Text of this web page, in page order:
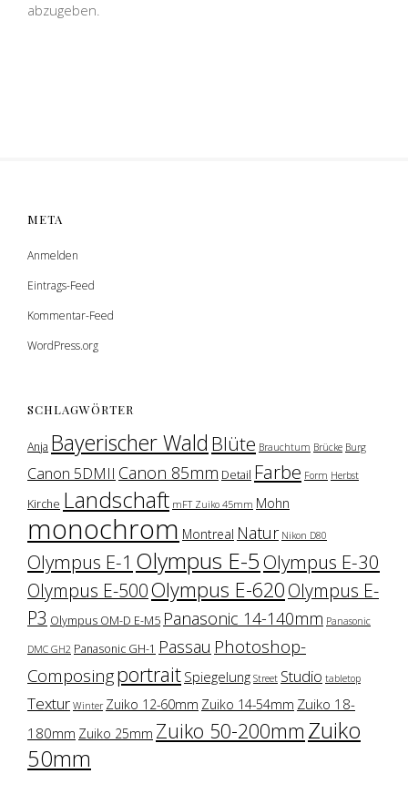
abzugeben.
META
Anmelden
Eintrags-Feed
Kommentar-Feed
WordPress.org
SCHLAGWÖRTER
Anja Bayerischer Wald Blüte Brauchtum Brücke Burg
Canon 5DMII Canon 85mm Detail Farbe Form Herbst
Kirche Landschaft mFT Zuiko 45mm Mohn
monochrom Montreal Natur Nikon D80
Olympus E-1 Olympus E-5 Olympus E-30
Olympus E-500Olympus E-620Olympus E-
P3 Olympus OM-D E-M5 Panasonic 14-140mm Panasonic
DMC GH2 Panasonic GH-1 Passau Photoshop-
Composingportrait Spiegelung Street Studio tabletop
Textur Winter Zuiko 12-60mm Zuiko 14-54mm Zuiko 18-
180mm Zuiko 25mm Zuiko 50-200mm Zuiko
50mm